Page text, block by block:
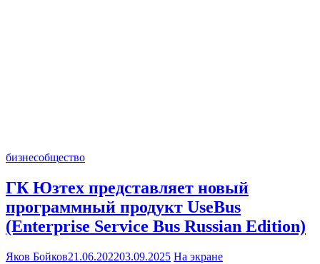
бизнесобщество
ГК Юзтех представляет новый
программный продукт UseBus
(Enterprise Service Bus Russian Edition)
Яков Бойков21.06.202203.09.2025 На экране